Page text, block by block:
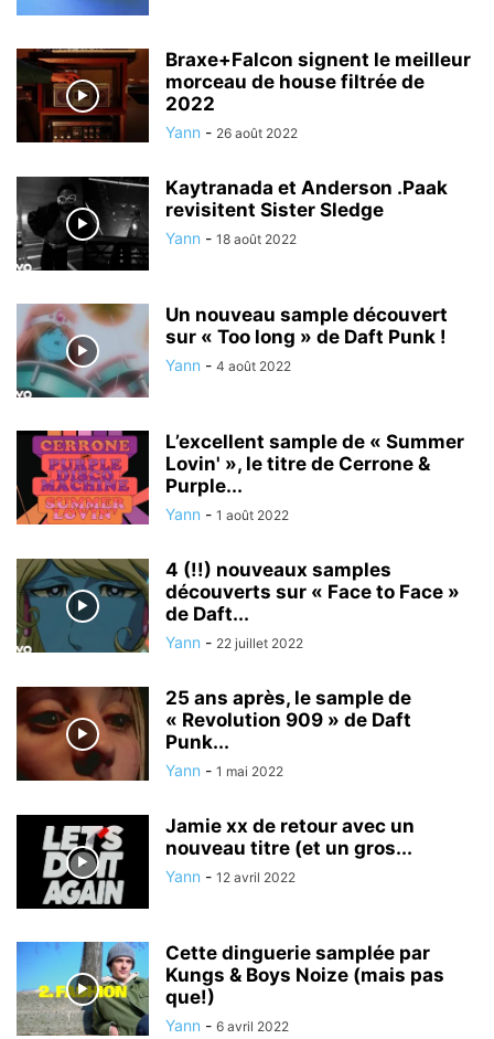
Braxe+Falcon signent le meilleur
morceau de house filtrée de
2022
Yann - 26 août 2022
Kaytranada et Anderson .Paak
revisitent Sister Sledge
Yann - 18 août 2022
Un nouveau sample découvert
sur « Too long » de Daft Punk !
Yann - 4 août 2022
L’excellent sample de « Summer
Lovin' », le titre de Cerrone &
Purple...
Yann - 1 août 2022
4 (!!) nouveaux samples
découverts sur « Face to Face »
de Daft...
Yann - 22 juillet 2022
25 ans après, le sample de
« Revolution 909 » de Daft
Punk...
Yann - 1 mai 2022
Jamie xx de retour avec un
nouveau titre (et un gros...
Yann - 12 avril 2022
Cette dinguerie samplée par
Kungs & Boys Noize (mais pas
que!)
Yann - 6 avril 2022